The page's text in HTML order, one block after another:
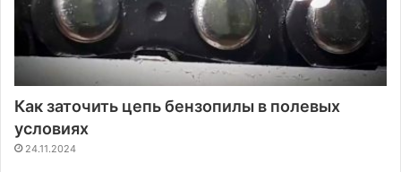
Как заточить цепь бензопилы в полевых
условиях
24.11.2024